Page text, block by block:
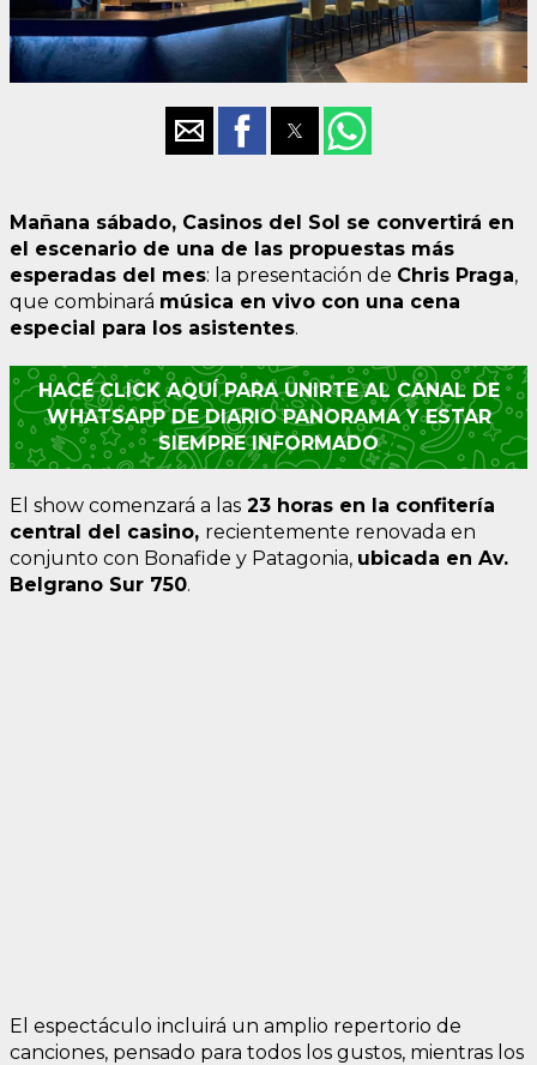
Mañana sábado, Casinos del Sol se convertirá en
el escenario de una de las propuestas más
esperadas del mes: la presentación de Chris Praga,
que combinará música en vivo con una cena
especial para los asistentes.
HACÉ CLICK AQUÍ PARA UNIRTE AL CANAL DE
WHATSAPP DE DIARIO PANORAMA Y ESTAR
SIEMPRE INFORMADO
El show comenzará a las 23 horas en la confitería
central del casino, recientemente renovada en
conjunto con Bonafide y Patagonia, ubicada en Av.
Belgrano Sur 750.
El espectáculo incluirá un amplio repertorio de
canciones, pensado para todos los gustos, mientras los